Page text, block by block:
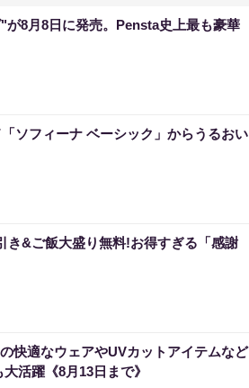
8月8日に発売。Pensta史上最も豪華
ソフィーナ ベーシック」からうるおい
き&ご飯大盛り無料!お得すぎる「感謝
快適なウェアやUVカットアイテムなど
活躍《8月13日まで》